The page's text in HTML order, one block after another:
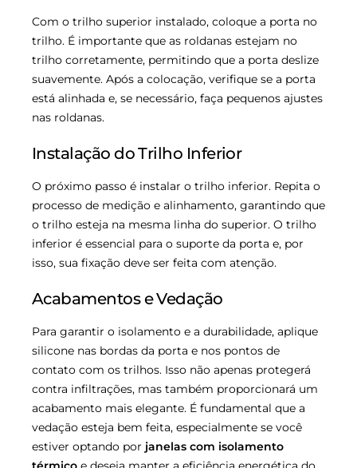
Com o trilho superior instalado, coloque a porta no
trilho. É importante que as roldanas estejam no
trilho corretamente, permitindo que a porta deslize
suavemente. Após a colocação, verifique se a porta
está alinhada e, se necessário, faça pequenos ajustes
nas roldanas.
Instalação do Trilho Inferior
O próximo passo é instalar o trilho inferior. Repita o
processo de medição e alinhamento, garantindo que
o trilho esteja na mesma linha do superior. O trilho
inferior é essencial para o suporte da porta e, por
isso, sua fixação deve ser feita com atenção.
Acabamentos e Vedação
Para garantir o isolamento e a durabilidade, aplique
silicone nas bordas da porta e nos pontos de
contato com os trilhos. Isso não apenas protegerá
contra infiltrações, mas também proporcionará um
acabamento mais elegante. É fundamental que a
vedação esteja bem feita, especialmente se você
estiver optando por janelas com isolamento